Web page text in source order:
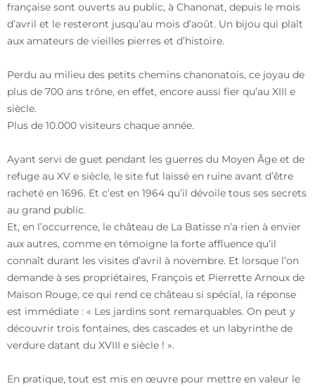
française sont ouverts au public, à Chanonat, depuis le mois
d’avril et le resteront jusqu’au mois d’août. Un bijou qui plaît
aux amateurs de vieilles pierres et d’histoire.
Perdu au milieu des petits chemins chanonatois, ce joyau de
plus de 700 ans trône, en effet, encore aussi fier qu’au XIII e
siècle.
Plus de 10.000 visiteurs chaque année.
Ayant servi de guet pendant les guerres du Moyen Âge et de
refuge au XV e siècle, le site fut laissé en ruine avant d’être
racheté en 1696. Et c’est en 1964 qu’il dévoile tous ses secrets
au grand public.
Et, en l’occurrence, le château de La Batisse n’a rien à envier
aux autres, comme en témoigne la forte affluence qu’il
connaît durant les visites d’avril à novembre. Et lorsque l’on
demande à ses propriétaires, François et Pierrette Arnoux de
Maison Rouge, ce qui rend ce château si spécial, la réponse
est immédiate : « Les jardins sont remarquables. On peut y
découvrir trois fontaines, des cascades et un labyrinthe de
verdure datant du XVIII e siècle ! ».
En pratique, tout est mis en œuvre pour mettre en valeur le